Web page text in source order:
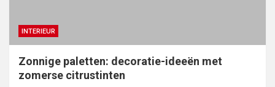
INTERIEUR
Zonnige paletten: decoratie-ideeën met
zomerse citrustinten